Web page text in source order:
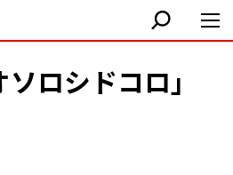
ソロシドコロ」